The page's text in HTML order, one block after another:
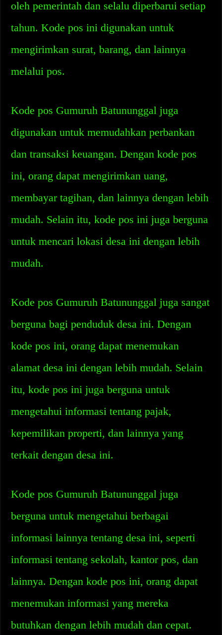
oleh pemerintah dan selalu diperbarui setiap
tahun. Kode pos ini digunakan untuk
mengirimkan surat, barang, dan lainnya
melalui pos.
Kode pos Gumuruh Batununggal juga
digunakan untuk memudahkan perbankan
dan transaksi keuangan. Dengan kode pos
ini, orang dapat mengirimkan uang,
membayar tagihan, dan lainnya dengan lebih
mudah. Selain itu, kode pos ini juga berguna
untuk mencari lokasi desa ini dengan lebih
mudah.
Kode pos Gumuruh Batununggal juga sangat
berguna bagi penduduk desa ini. Dengan
kode pos ini, orang dapat menemukan
alamat desa ini dengan lebih mudah. Selain
itu, kode pos ini juga berguna untuk
mengetahui informasi tentang pajak,
kepemilikan properti, dan lainnya yang
terkait dengan desa ini.
Kode pos Gumuruh Batununggal juga
berguna untuk mengetahui berbagai
informasi lainnya tentang desa ini, seperti
informasi tentang sekolah, kantor pos, dan
lainnya. Dengan kode pos ini, orang dapat
menemukan informasi yang mereka
butuhkan dengan lebih mudah dan cepat.